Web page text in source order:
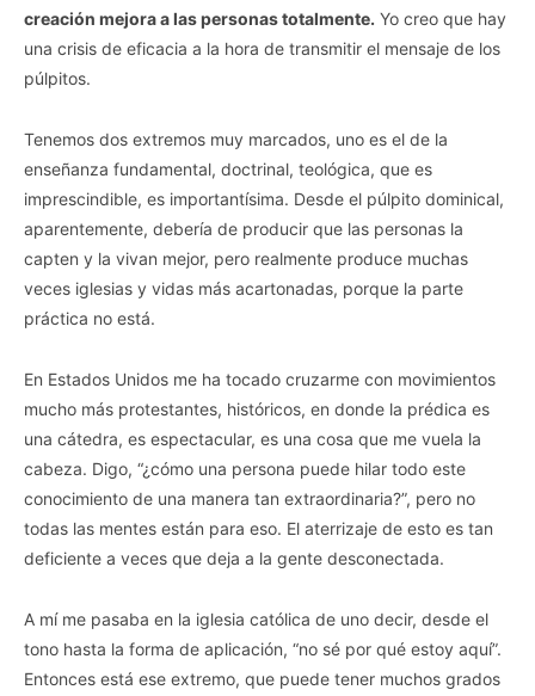
creación mejora a las personas totalmente. Yo creo que hay
una crisis de eficacia a la hora de transmitir el mensaje de los
púlpitos.
Tenemos dos extremos muy marcados, uno es el de la
enseñanza fundamental, doctrinal, teológica, que es
imprescindible, es importantísima. Desde el púlpito dominical,
aparentemente, debería de producir que las personas la
capten y la vivan mejor, pero realmente produce muchas
veces iglesias y vidas más acartonadas, porque la parte
práctica no está.
En Estados Unidos me ha tocado cruzarme con movimientos
mucho más protestantes, históricos, en donde la prédica es
una cátedra, es espectacular, es una cosa que me vuela la
cabeza. Digo, “¿cómo una persona puede hilar todo este
conocimiento de una manera tan extraordinaria?”, pero no
todas las mentes están para eso. El aterrizaje de esto es tan
deficiente a veces que deja a la gente desconectada.
A mí me pasaba en la iglesia católica de uno decir, desde el
tono hasta la forma de aplicación, “no sé por qué estoy aquí”.
Entonces está ese extremo, que puede tener muchos grados